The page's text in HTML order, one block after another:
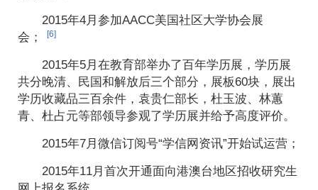
2015年4月参加AACC美国社区大学协会展
会；
[6]
2015年5月在教育部举办了百年学历展，学历展
共分晚清、民国和解放后三个部分，展板60块，展出
学历收藏品三百余件，袁贵仁部长，杜玉波、林蕙
青、杜占元等部领导参观了学历展并给予高度评价。
2015年7月微信订阅号“学信网资讯”开始试运营；
2015年11月首次开通面向港澳台地区招收研究生